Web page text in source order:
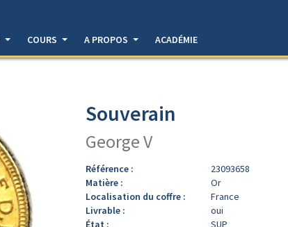
COURS A PROPOS ACADÉMIE
Souverain
George V
Référence :
23093658
Matière :
Or
Localisation du coffre :
France
Livrable :
oui
État :
SUP